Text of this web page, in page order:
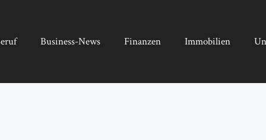
Business-News Finanzen Immobilien